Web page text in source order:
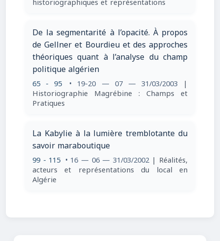
De la segmentarité à l’opacité. À propos
de Gellner et Bourdieu et des approches
théoriques quant à l’analyse du champ
politique algérien
65 - 95 • 19-20 — 07 — 31/03/2003 |
Historiographie Magrébine : Champs et
Pratiques
La Kabylie à la lumière tremblotante du
savoir maraboutique
99 - 115 • 16 — 06 — 31/03/2002 | Réalités,
acteurs et représentations du local en
Algérie